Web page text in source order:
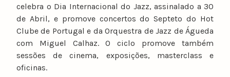
celebra o Dia Internacional do Jazz, assinalado a 30
de Abril, e promove concertos do Septeto do Hot
Clube de Portugal e da Orquestra de Jazz de Águeda
com Miguel Calhaz. O ciclo promove também
sessões de cinema, exposições, masterclass e
oficinas.